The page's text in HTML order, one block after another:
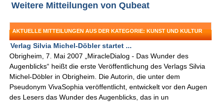
Weitere Mitteilungen von Qubeat
AKTUELLE MITTEILUNGEN AUS DER KATEGORIE: KUNST UND KULTUR
Verlag Silvia Michel-Döbler startet ...
Obrigheim, 7. Mai 2007 „MiracleDialog - Das Wunder des
Augenblicks“ heißt die erste Veröffentlichung des Verlags Silvia
Michel-Döbler in Obrigheim. Die Autorin, die unter dem
Pseudonym VivaSophia veröffentlicht, entwickelt vor den Augen
des Lesers das Wunder des Augenblicks, das in un